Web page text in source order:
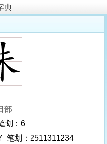
典
部
划：6
笔划：2511311234